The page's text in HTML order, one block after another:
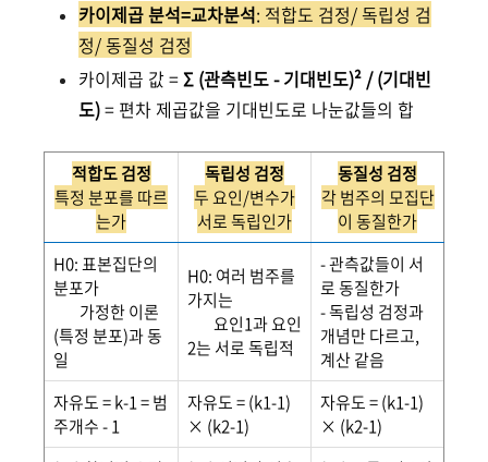
카이제곱 분석=교차분석: 적합도 검정/ 독립성 검
정/ 동질성 검정
카이제곱 값 =Σ (관측빈도 - 기대빈도)² / (기대빈
도)= 편차 제곱값을 기대빈도로 나눈값들의 합
적합도 검정
특정 분포를 따르
는가
독립성 검정
두 요인/변수가
서로 독립인가
동질성 검정
각 범주의 모집단
이 동질한가
H0: 표본집단의
분포가
가정한 이론
(특정 분포)과 동
일
H0: 여러 범주를
가지는
요인1과 요인
2는 서로 독립적
- 관측값들이 서
로 동질한가
- 독립성 검정과
개념만 다르고,
계산 같음
자유도 = k-1 = 범
주개수 - 1
자유도 = (k1-1)
× (k2-1)
자유도 = (k1-1)
× (k2-1)